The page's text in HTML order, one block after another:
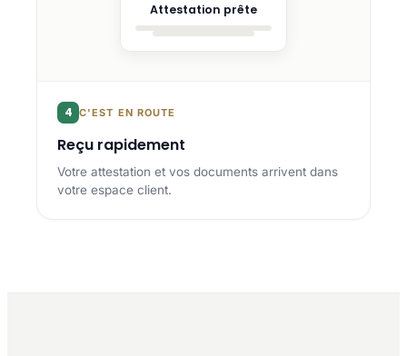
Attestation prête
4 C'EST EN ROUTE
Reçu rapidement
Votre attestation et vos documents arrivent dans
votre espace client.